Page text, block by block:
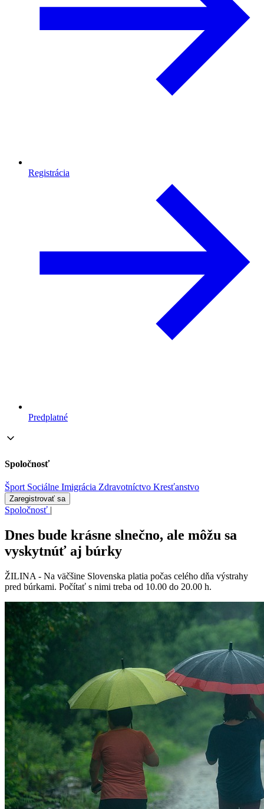
Registrácia
Predplatné
Spoločnosť
Šport Sociálne Imigrácia Zdravotníctvo Kresťanstvo
Zaregistrovať sa
Spoločnosť |
Dnes bude krásne slnečno, ale môžu sa
vyskytnúť aj búrky
ŽILINA - Na väčšine Slovenska platia počas celého dňa výstrahy
pred búrkami. Počítať s nimi treba od 10.00 do 20.00 h.